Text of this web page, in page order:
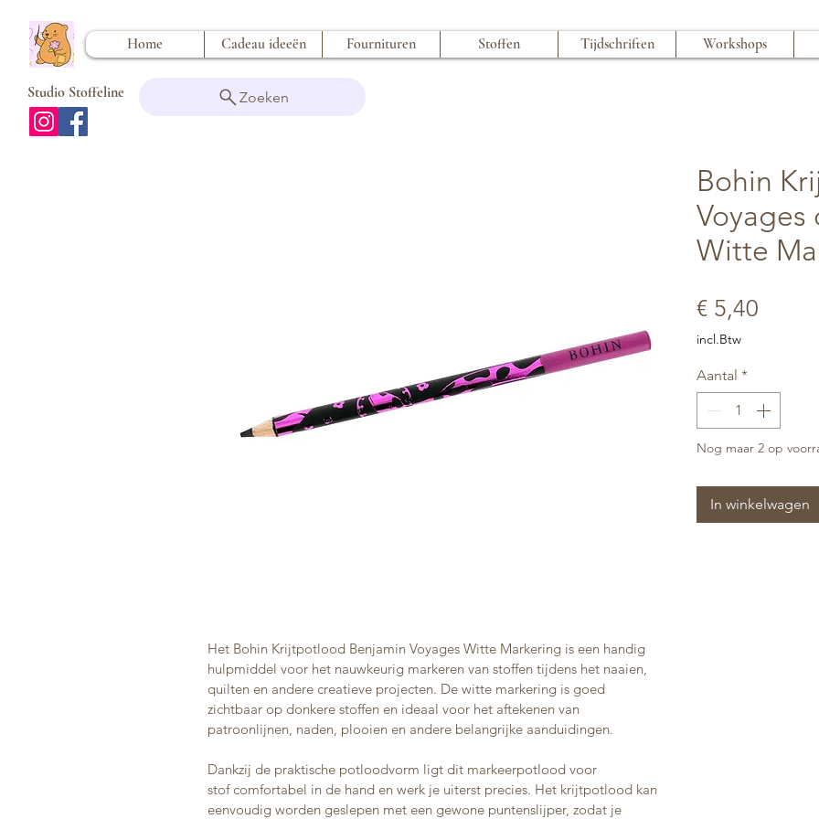
Home Cadeau ideeën Fournituren Stoffen Tijdschriften Workshops
Studio Stoffeline Zoeken
Het Bohin Krijtpotlood Benjamin Voyages Witte Markering is een handig
hulpmiddel voor het nauwkeurig markeren van stoffen tijdens het naaien,
quilten en andere creatieve projecten. De witte markering is goed
zichtbaar op donkere stoffen en ideaal voor het aftekenen van
patroonlijnen, naden, plooien en andere belangrijke aanduidingen.
Dankzij de praktische potloodvorm ligt dit markeerpotlood voor
stof comfortabel in de hand en werk je uiterst precies. Het krijtpotlood kan
eenvoudig worden geslepen met een gewone puntenslijper, zodat je
Bohin
Voyages
Witte
€ 5,40
incl.Btw
Aantal *
Nog maar 2 op
In winkelwagen